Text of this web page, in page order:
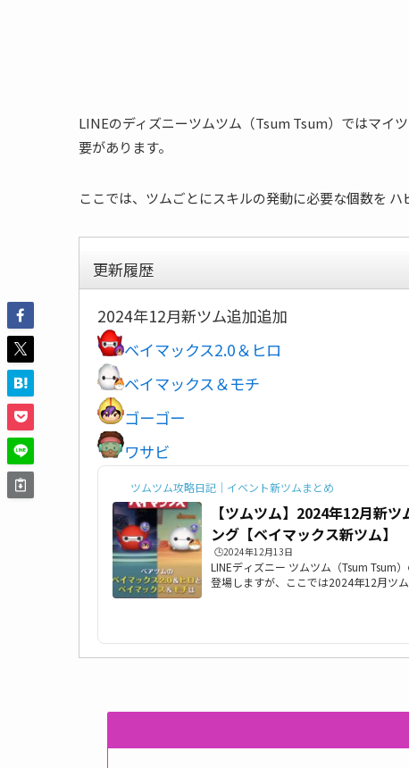
LINEのディズニーツムツム（Tsum Tsum）ではマイ
要があります。
ここでは、ツムごとにスキルの発動に必要な個数を
更新履歴
2024年12月新ツム追加追加
ベイマックス2.0＆ヒロ
ベイマックス＆モチ
ゴーゴー
ワサビ
ツムツム攻略日記｜イベント新ツムまとめ
【ツムツム】2024年12月新
ング【ベイマックス新ツム】
🕒️2024年12月13日
LINEディズニー ツムツム（Tsum Tsum
登場しますが、ここでは2024年12月ツ
非ご覧ください。2024年12月ツムツム
年12月ツムツムの新ツムの総合評価と